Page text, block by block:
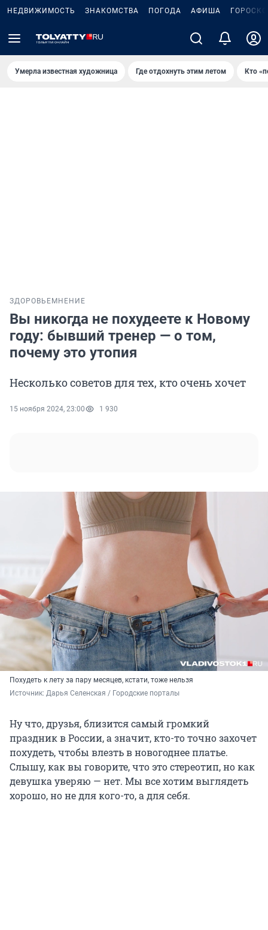
НЕДВИЖИМОСТЬ ЗНАКОМСТВА ПОГОДА АФИША
Умерла известная художница Где отдохнуть этим летом Кто
ЗДОРОВЬЕ МНЕНИЕ
Вы никогда не похудеете к Новому
году: бывший тренер — о том,
почему это утопия
Несколько советов для тех, кто очень хочет
15 ноября 2024, 23:00 1 930
Похудеть к лету за пару месяцев, кстати, тоже нельзя
Источник: Дарья Селенская / Городские порталы
Ну что, друзья, близится самый громкий
праздник в России, а значит, кто-то точно захочет
похудеть, чтобы влезть в новогоднее платье.
Слышу, как вы говорите, что это стереотип, но как
девушка уверяю — нет. Мы все хотим выглядеть
хорошо, но не для кого-то, а для себя.